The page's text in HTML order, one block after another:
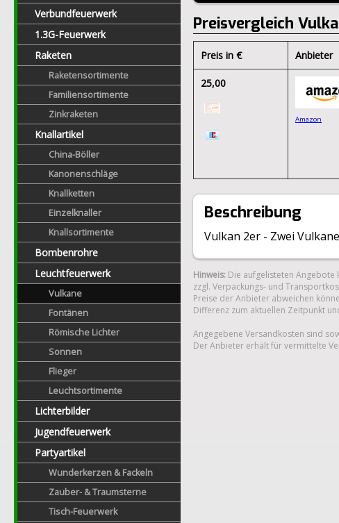
Verbundfeuerwerk
1.3G-Feuerwerk
Raketen
Raketensortimente
Familiensortimente
Zinkraketen
Knallartikel
China-Böller
Kanonenschläge
Knallketten
Einzelknaller
Knallsortimente
Bombenrohre
Leuchtfeuerwerk
Vulkane
Fontänen
Römische Lichter
Sonnen
Flieger
Leuchtsortimente
Lichterbilder
Jugendfeuerwerk
Partyartikel
Wunderkerzen & Fackeln
Zauber- & Traumsterne
Tisch-Feuerwerk
Preisvergleich
Preis in € Anbieter
25,00
Amazon
Beschreibung
Vulkan 2er - Zwei
Hinweis: Die aufgelisteten Angebote
zzgl. Verpackungs- und
Preise der Anbieter abweichen
Differenz zum aktuellen Zeitpunkt
Angegebene Versandkosten sind
Der Anbieter erhält für vermittelte